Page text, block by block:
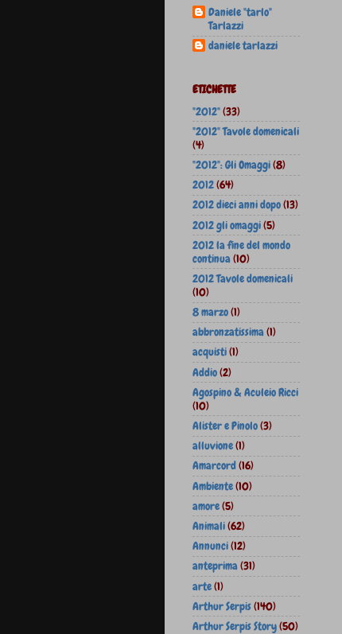
Daniele "tarlo"
Tarlazzi
daniele tarlazzi
ETICHETTE
"2012"(33)
"2012" Tavole domenicali
(4)
"2012": Gli Omaggi(8)
2012(64)
2012 dieci anni dopo(13)
2012 gli omaggi(5)
2012 la fine del mondo
continua(10)
2012 Tavole domenicali
(10)
8 marzo(1)
abbronzatissima(1)
acquisti(1)
Addio(2)
Agospino & Aculeio Ricci
(10)
Alister e Pinolo(3)
alluvione(1)
Amarcord(16)
Ambiente(10)
amore(5)
Animali(62)
Annunci(12)
anteprima(31)
arte(1)
Arthur Serpis(140)
Arthur Serpis Story(50)